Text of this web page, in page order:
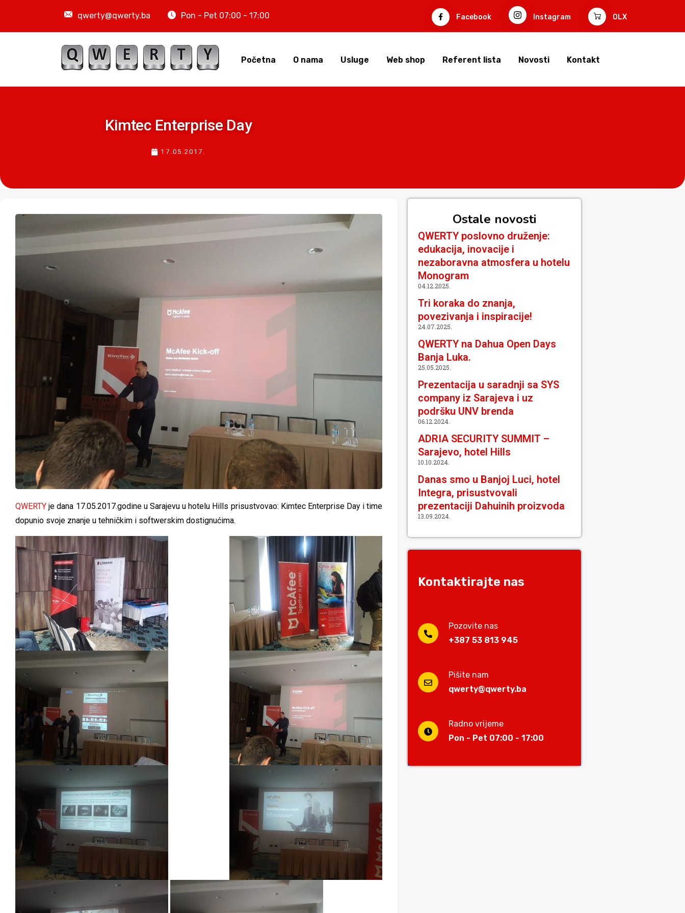
qwerty@qwerty.ba Pon - Pet 07:00 - 17:00 Facebook Instagram OLX
Početna O nama Usluge Web shop Referent lista Novosti Kontakt
Kimtec Enterprise Day
17.05.2017.
QWERTY je dana 17.05.2017.godine u Sarajevu u hotelu Hills prisustvovao: Kimtec Enterprise Day i time
dopunio svoje znanje u tehničkim i softwerskim dostignućima.
Ostale novosti
QWERTY poslovno druženje:
edukacija, inovacije i
nezaboravna atmosfera u hotelu
Monogram
04.12.2025.
Tri koraka do znanja,
povezivanja i inspiracije!
24.07.2025.
QWERTY na Dahua Open Days
Banja Luka.
25.05.2025.
Prezentacija u saradnji sa SYS
company iz Sarajeva i uz
podršku UNV brenda
06.12.2024.
ADRIA SECURITY SUMMIT –
Sarajevo, hotel Hills
10.10.2024.
Danas smo u Banjoj Luci, hotel
Integra, prisustvovali
prezentaciji Dahuinih proizvoda
13.09.2024.
Kontaktirajte nas
Pozovite nas
+387 53 813 945
Pišite nam
qwerty@qwerty.ba
Radno vrijeme
Pon - Pet 07:00 - 17:00